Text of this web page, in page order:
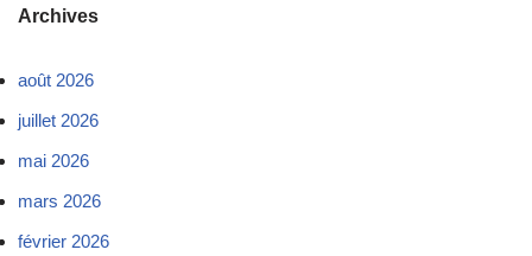
Archives
août 2026
juillet 2026
mai 2026
mars 2026
février 2026